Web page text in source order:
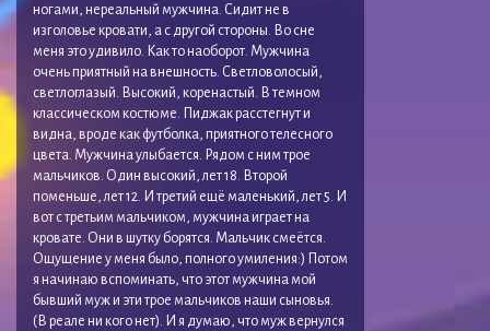
ногами, нереальный мужчина. Сидит не в
изголовье кровати, а с другой стороны. Во сне
меня это удивило. Как то наоборот. Мужчина
очень приятный на внешность. Светловолосый,
светлоглазый. Высокий, коренастый. В темном
классическом костюме. Пиджак расстегнут и
видна, вроде как футболка, приятного телесного
цвета. Мужчина улыбается. Рядом с ним трое
мальчиков. Один высокий, лет 18. Второй
поменьше, лет 12. И третий ещё маленький, лет 5. И
вот с третьим мальчиком, мужчина играет на
кровате. Они в шутку борятся. Мальчик смеётся.
Ощущение у меня было, полного умиления:) Потом
я начинаю вспоминать, что этот мужчина мой
бывший муж и эти трое мальчиков наши сыновья.
(В реале ни кого нет). И я думаю, что муж вернулся